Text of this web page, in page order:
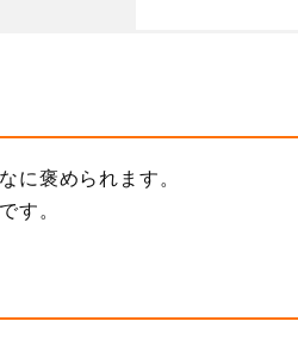
に褒められます。
す。